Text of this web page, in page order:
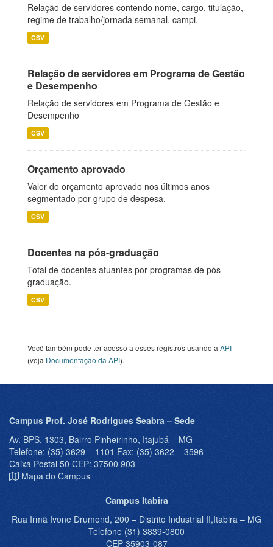
Relação de servidores contendo nome, cargo, titulação,
regime de trabalho/jornada semanal, campi.
CSV
Relação de servidores em Programa de Gestão
e Desempenho
Relação de servidores em Programa de Gestão e
Desempenho
CSV
Orçamento aprovado
Valor do orçamento aprovado nos últimos anos
segmentado por grupo de despesa.
CSV
Docentes na pós-graduação
Total de docentes atuantes por programas de pós-
graduação.
CSV
Você também pode ter acesso a esses registros usando a API
(veja Documentação da API).
Campus Prof. José Rodrigues Seabra – Sede
Av. BPS, 1303, Bairro Pinheirinho, Itajubá – MG
Telefone: (35) 3629 – 1101 Fax: (35) 3622 – 3596
Caixa Postal 50 CEP: 37500 903
Mapa do Campus
Campus Itabira
Rua Irmã Ivone Drumond, 200 – Distrito Industrial II,Itabira – MG
Telefone (31) 3839-0800
CEP 35903-087